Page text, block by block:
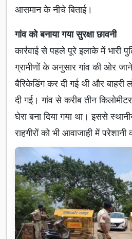
आसमान के नीचे बिताई।
गांव को बनाया गया सुरक्षा छावनी
कार्रवाई से पहले पूरे इलाके में भारी
ग्रामीणों के अनुसार गांव की ओर
बैरिकेडिंग कर दी गई थी और बाहरी
दी गई। गांव से करीब तीन
घेरा बना दिया गया था। इससे
राहगीरों को भी आवाजाही में